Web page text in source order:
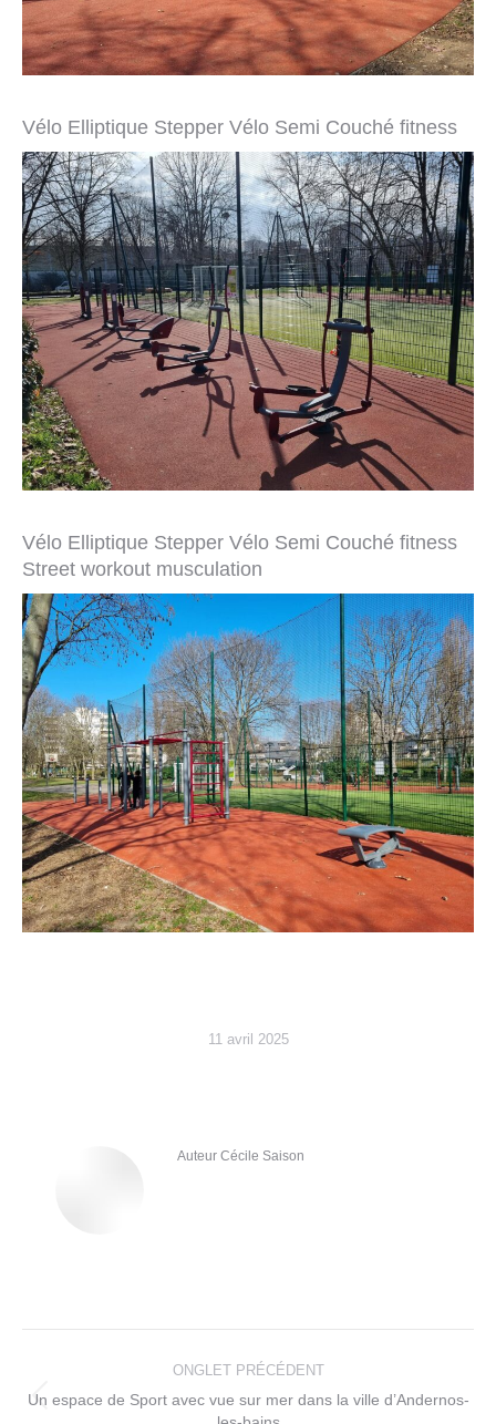
Vélo Elliptique Stepper Vélo Semi Couché fitness
Vélo Elliptique Stepper Vélo Semi Couché fitness
Street workout musculation
11 avril 2025
Auteur Cécile Saison
commentaire
ONGLET PRÉCÉDENT
Onglet
Un espace de Sport avec vue sur mer dans la ville d’Andernos-